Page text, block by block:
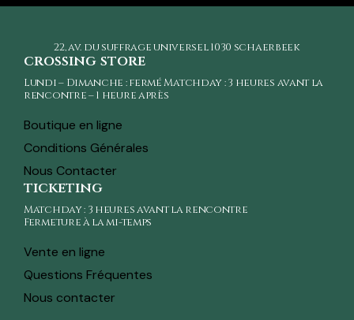
22, av. du suffrage universel1030 schaerbeek
crossing store
Lundi – Dimanche : fermé Matchday : 3 heures avant la
rencontre – 1 heure après
Boutique en ligne
Conditions Générales
Nous Contacter
ticketing
Matchday : 3 heures avant la rencontre
Fermeture à la mi-temps
Vente en ligne
Questions Fréquentes
Nous contacter